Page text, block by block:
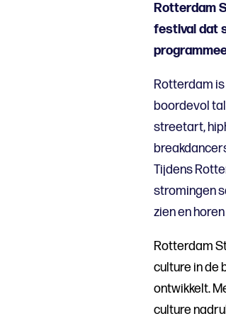
Rotterdam
festival dat
Rotterdam
boordevol
streetart,
Tijdens
stromingen
zien en
Rotterdam
culture in de
ontwikkelt.
culture